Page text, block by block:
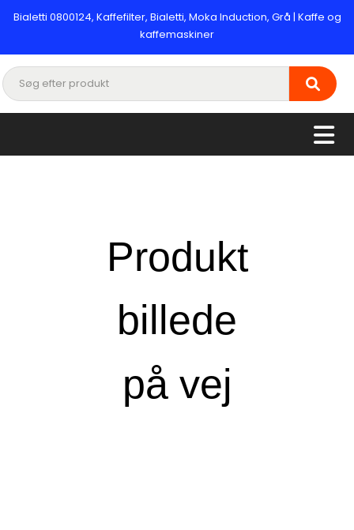
Bialetti 0800124, Kaffefilter, Bialetti, Moka Induction, Grå | Kaffe og
kaffemaskiner